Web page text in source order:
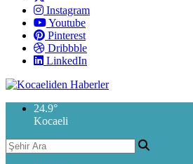
Instagram
Youtube
Pinterest
Dribbble
LinkedIn
24.9°
Kocaeli